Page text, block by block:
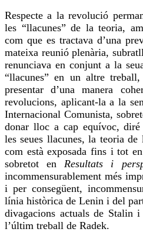
Respecte a la revolució
les “llacunes” de la teoria,
com que es tractava d’una
mateixa reunió plenària,
renunciava en conjunt a la
“llacunes” en un altre
presentar d’una manera
revolucions, aplicant-la a la
Internacional Comunista,
donar lloc a cap equívoc, diré
les seues llacunes, la teoria
com està exposada fins i tot
sobretot en Resultats i
incommensurablement més
i per consegüent,
línia històrica de Lenin i del
divagacions actuals de Stalin
l’últim treball de Radek.